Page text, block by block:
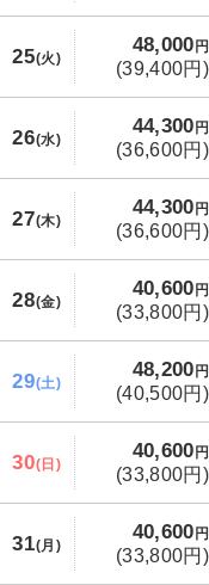
25(火)
48,000 円
(39,400円)
26(水)
44,300 円
(36,600円)
27(木)
44,300 円
(36,600円)
28(金)
40,600 円
(33,800円)
29(土)
48,200 円
(40,500円)
30(日)
40,600 円
(33,800円)
31(月)
40,600 円
(33,800円)